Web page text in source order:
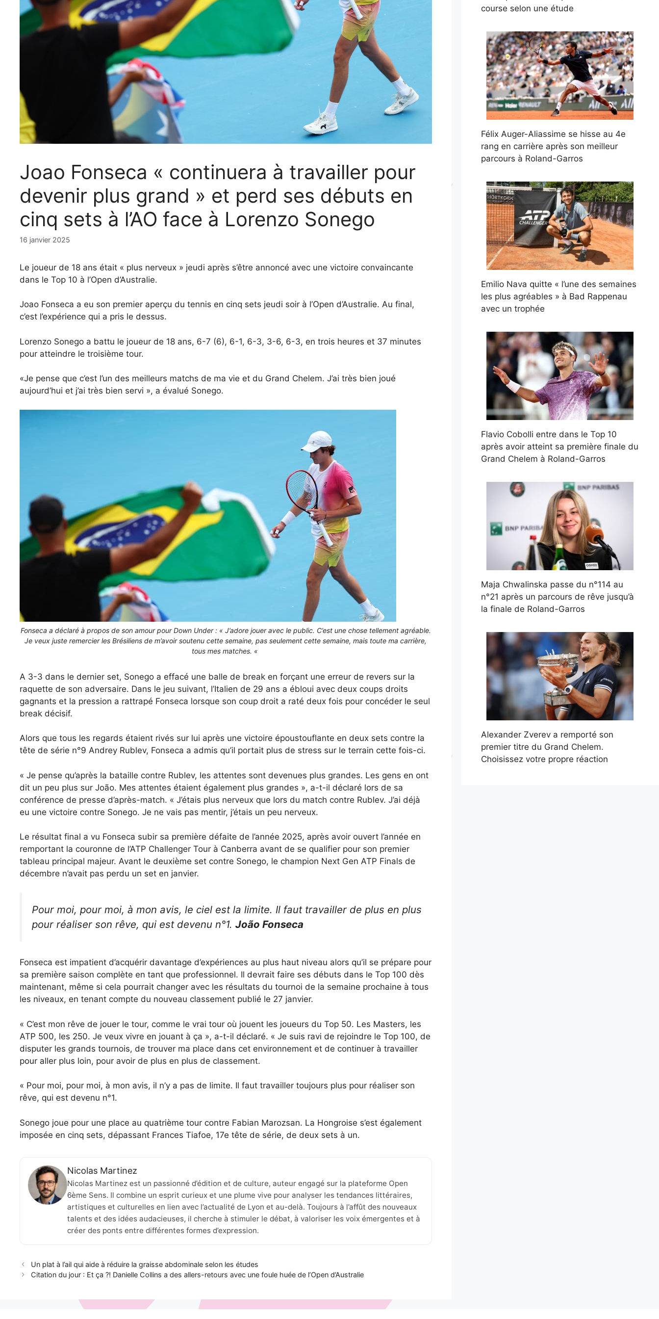
Joao Fonseca « continuera à travailler pour
devenir plus grand » et perd ses débuts en
cinq sets à l’AO face à Lorenzo Sonego
16 janvier 2025
Le joueur de 18 ans était « plus nerveux » jeudi après s’être annoncé avec une victoire convaincante
dans le Top 10 à l’Open d’Australie.
Joao Fonseca a eu son premier aperçu du tennis en cinq sets jeudi soir à l’Open d’Australie. Au final,
c’est l’expérience qui a pris le dessus.
Lorenzo Sonego a battu le joueur de 18 ans, 6-7 (6), 6-1, 6-3, 3-6, 6-3, en trois heures et 37 minutes
pour atteindre le troisième tour.
«Je pense que c’est l’un des meilleurs matchs de ma vie et du Grand Chelem. J’ai très bien joué
aujourd’hui et j’ai très bien servi », a évalué Sonego.
Fonseca a déclaré à propos de son amour pour Down Under : « J’adore jouer avec le public. C’est une chose tellement agréable.
Je veux juste remercier les Brésiliens de m’avoir soutenu cette semaine, pas seulement cette semaine, mais toute ma carrière,
tous mes matches. «
A 3-3 dans le dernier set, Sonego a effacé une balle de break en forçant une erreur de revers sur la
raquette de son adversaire. Dans le jeu suivant, l’Italien de 29 ans a ébloui avec deux coups droits
gagnants et la pression a rattrapé Fonseca lorsque son coup droit a raté deux fois pour concéder le seul
break décisif.
Alors que tous les regards étaient rivés sur lui après une victoire époustouflante en deux sets contre la
tête de série n°9 Andrey Rublev, Fonseca a admis qu’il portait plus de stress sur le terrain cette fois-ci.
« Je pense qu’après la bataille contre Rublev, les attentes sont devenues plus grandes. Les gens en ont
dit un peu plus sur João. Mes attentes étaient également plus grandes », a-t-il déclaré lors de sa
conférence de presse d’après-match. « J’étais plus nerveux que lors du match contre Rublev. J’ai déjà
eu une victoire contre Sonego. Je ne vais pas mentir, j’étais un peu nerveux.
Le résultat final a vu Fonseca subir sa première défaite de l’année 2025, après avoir ouvert l’année en
remportant la couronne de l’ATP Challenger Tour à Canberra avant de se qualifier pour son premier
tableau principal majeur. Avant le deuxième set contre Sonego, le champion Next Gen ATP Finals de
décembre n’avait pas perdu un set en janvier.
Pour moi, pour moi, à mon avis, le ciel est la limite. Il faut travailler de plus en plus
pour réaliser son rêve, qui est devenu n°1. João Fonseca
Fonseca est impatient d’acquérir davantage d’expériences au plus haut niveau alors qu’il se prépare pour
sa première saison complète en tant que professionnel. Il devrait faire ses débuts dans le Top 100 dès
maintenant, même si cela pourrait changer avec les résultats du tournoi de la semaine prochaine à tous
les niveaux, en tenant compte du nouveau classement publié le 27 janvier.
« C’est mon rêve de jouer le tour, comme le vrai tour où jouent les joueurs du Top 50. Les Masters, les
ATP 500, les 250. Je veux vivre en jouant à ça », a-t-il déclaré. « Je suis ravi de rejoindre le Top 100, de
disputer les grands tournois, de trouver ma place dans cet environnement et de continuer à travailler
pour aller plus loin, pour avoir de plus en plus de classement.
« Pour moi, pour moi, à mon avis, il n’y a pas de limite. Il faut travailler toujours plus pour réaliser son
rêve, qui est devenu n°1.
Sonego joue pour une place au quatrième tour contre Fabian Marozsan. La Hongroise s’est également
imposée en cinq sets, dépassant Frances Tiafoe, 17e tête de série, de deux sets à un.
Nicolas Martinez
Nicolas Martinez est un passionné d’édition et de culture, auteur engagé sur la plateforme Open
6ème Sens. Il combine un esprit curieux et une plume vive pour analyser les tendances littéraires,
artistiques et culturelles en lien avec l’actualité de Lyon et au-delà. Toujours à l’affût des nouveaux
talents et des idées audacieuses, il cherche à stimuler le débat, à valoriser les voix émergentes et à
créer des ponts entre différentes formes d’expression.
Un plat à l’ail qui aide à réduire la graisse abdominale selon les études
Citation du jour : Et ça ?! Danielle Collins a des allers-retours avec une foule huée de l’Open d’Australie
course selon une étude
Félix Auger-Aliassime se hisse au 4e
rang en carrière après son meilleur
parcours à Roland-Garros
Emilio Nava quitte « l’une des semaines
les plus agréables » à Bad Rappenau
avec un trophée
Flavio Cobolli entre dans le Top 10
après avoir atteint sa première finale du
Grand Chelem à Roland-Garros
Maja Chwalinska passe du n°114 au
n°21 après un parcours de rêve jusqu’à
la finale de Roland-Garros
Alexander Zverev a remporté son
premier titre du Grand Chelem.
Choisissez votre propre réaction